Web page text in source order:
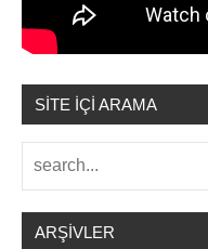
SİTE İÇİ ARAMA
ARŞIVLER